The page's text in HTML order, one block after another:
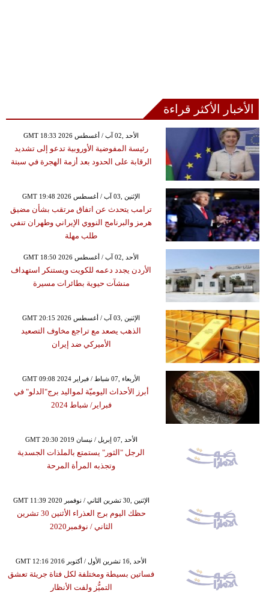
الأخبار الأكثر قراءة
GMT 18:33 2026 الأحد ,02 آب / أغسطس
رئيسة المفوضية الأوروبية تدعو إلى تشديد
الرقابة على الحدود بعد أزمة الهجرة في سبتة
GMT 19:48 2026 الإثنين ,03 آب / أغسطس
ترامب يتحدث عن اتفاق مرتقب بشأن مضيق
هرمز والبرنامج النووي الإيراني وطهران تنفي
طلب مهلة
GMT 18:50 2026 الأحد ,02 آب / أغسطس
الأردن يجدد دعمه للكويت ويستنكر استهداف
منشآت حيوية بطائرات مسيرة
GMT 20:15 2026 الإثنين ,03 آب / أغسطس
الذهب يصعد مع تراجع مخاوف التصعيد
الأميركي ضد إيران
GMT 09:08 2024 الأربعاء ,07 شباط / فبراير
أبرز الأحداث اليوميّة لمواليد برج"الدلو" في
فبراير/ شباط 2024
GMT 20:30 2019 الأحد ,07 إبريل / نيسان
الرجل "الثور" يستمتع بالملذات الجسدية
وتجذبه المرأة المرحة
GMT 11:39 2020 الإثنين ,30 تشرين الثاني / نوفمبر
حظك اليوم برج العذراء الأثنين 30 تشرين
الثاني / نوفمبر2020
GMT 12:16 2016 الأحد ,16 تشرين الأول / أكتوبر
فساتين بسيطة ومختلفة لكل فتاة جريئة تعشق
التميُّز ولفت الأنظار